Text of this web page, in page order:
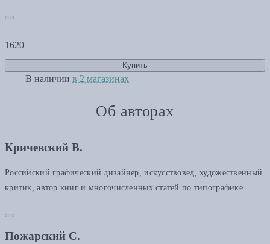
1620
Купить
В наличии в 2 магазинах
Об авторах
Кричевский В.
Российский графический дизайнер, искусствовед, художественный
критик, автор книг и многочисленных статей по типографике.
Пожарский С.